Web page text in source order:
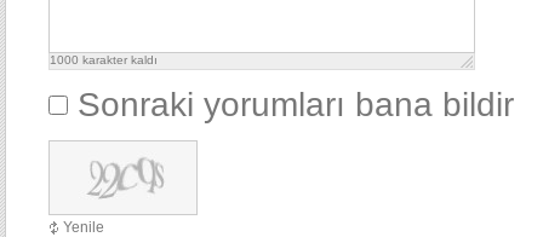
1000 karakter kaldı
Sonraki yorumları bana bildir
Yenile